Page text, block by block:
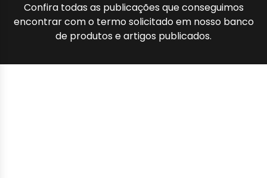
Confira todas as publicações que conseguimos
encontrar com o termo solicitado em nosso banco
de produtos e artigos publicados.